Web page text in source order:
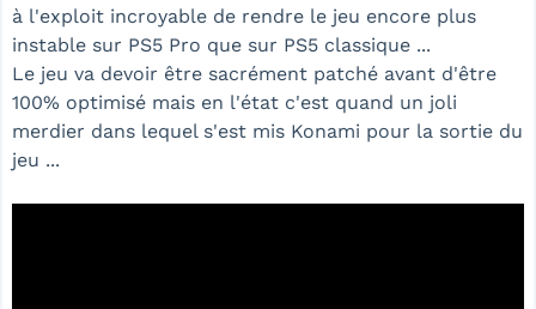
à l'exploit incroyable de rendre le jeu encore plus
instable sur PS5 Pro que sur PS5 classique ...
Le jeu va devoir être sacrément patché avant d'être
100% optimisé mais en l'état c'est quand un joli
merdier dans lequel s'est mis Konami pour la sortie du
jeu ...